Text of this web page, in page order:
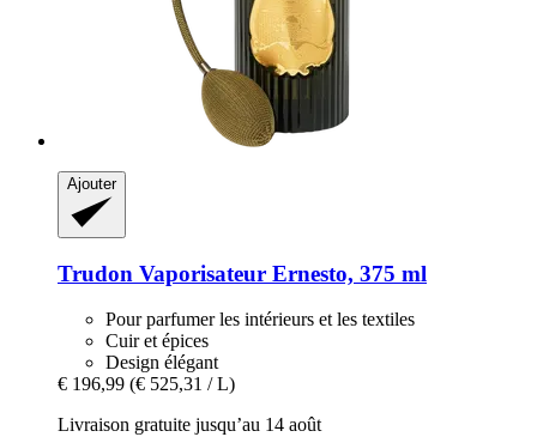
Ajouter
Trudon Vaporisateur Ernesto, 375 ml
Pour parfumer les intérieurs et les textiles
Cuir et épices
Design élégant
€ 196,99 (€ 525,31 / L)
Livraison gratuite jusqu’au 14 août